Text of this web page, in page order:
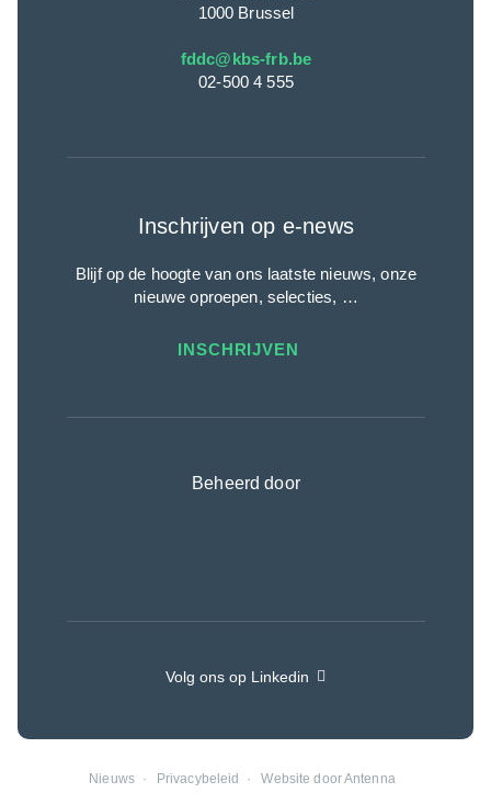
1000 Brussel
fddc@kbs-frb.be
02-500 4 555
Inschrijven op e-news
Blijf op de hoogte van ons laatste nieuws, onze
nieuwe oproepen, selecties, …
INSCHRIJVEN
Beheerd door
Volg ons op Linkedin
Nieuws Privacybeleid Website door Antenna